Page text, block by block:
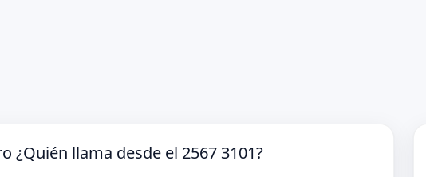
¿Quién llama desde el 2567 3101?